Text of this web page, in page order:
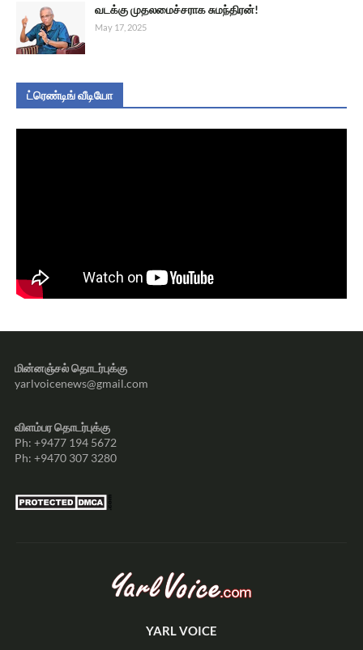
வடக்கு முதலமைச்சராக சுமந்திரன்!
May 17, 2025
ட்ரெண்டிங் வீடியோ
மின்னஞ்சல் தொடர்புக்கு
yarlvoicenews@gmail.com
விளம்பர தொடர்புக்கு
Ph: +9477 194 5672
Ph: +9470 307 3280
YARL VOICE